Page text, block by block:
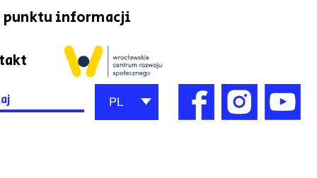
punktu informacji
PL